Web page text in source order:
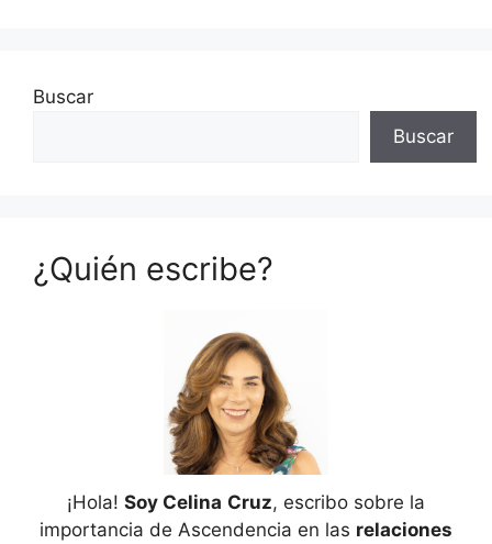
Buscar
Buscar
¿Quién escribe?
¡Hola! Soy Celina Cruz, escribo sobre la
importancia de Ascendencia en las relaciones